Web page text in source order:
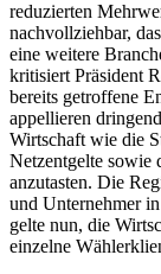
reduzierten
nachvollziehbar,
eine weitere
kritisiert Präsident
bereits getroffene
appellieren
Wirtschaft wie die
Netzentgelte sowie
anzutasten. Die
und Unternehmer
gelte nun, die
einzelne